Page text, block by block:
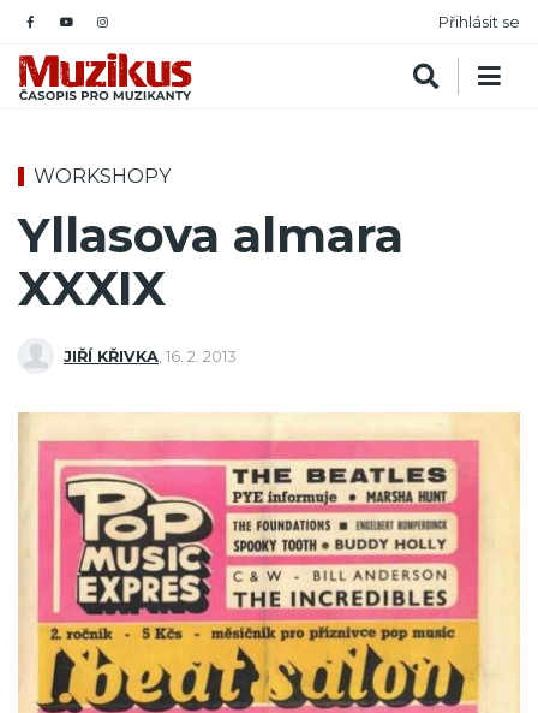
Přihlásit se
WORKSHOPY
Yllasova almara
XXXIX
JIŘÍ KŘIVKA 16. 2. 2013